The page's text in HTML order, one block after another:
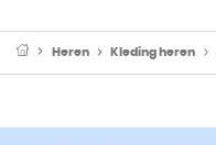
Heren Kleding heren